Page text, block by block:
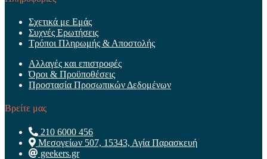
Σχετικά με Εμάς
Συχνές Ερωτήσεις
Τρόποι Πληρωμής & Αποστολής
Αλλαγές και επιστροφές
Όροι & Προϋποθέσεις
Προστασία Προσωπικών Δεδομένων
Βρείτε μας
210 6000 456
Μεσογείων 507, 15343, Αγία Παρασκευή
geekers.gr